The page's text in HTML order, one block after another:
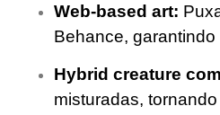
Web-based art:
Behance,
Hybrid creature
misturadas,